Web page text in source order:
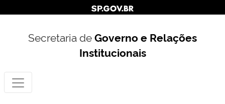
Secretaria deGoverno e Relações
Institucionais